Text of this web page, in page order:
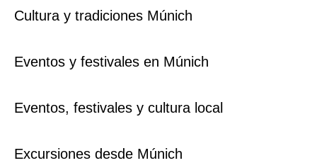
Cultura y tradiciones Múnich
Eventos y festivales en Múnich
Eventos, festivales y cultura local
Excursiones desde Múnich